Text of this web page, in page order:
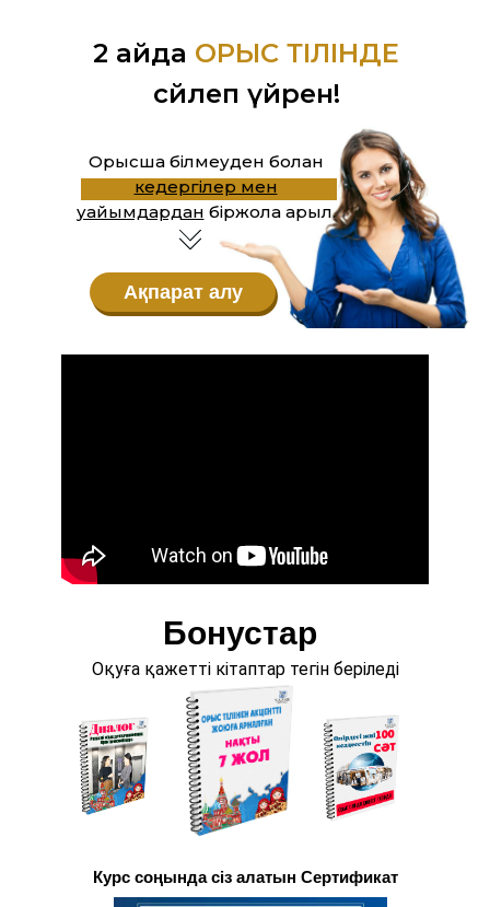
2 айда ОРЫС ТІЛІНДЕ
сөйлеп үйрен!
Орысша білмеуден болған
кедергілер мен
уайымдардан біржола арыл.
Ақпарат алу
Бонустар
Оқуға қажетті кітаптар тегін беріледі
Курс соңында сіз алатын Сертификат